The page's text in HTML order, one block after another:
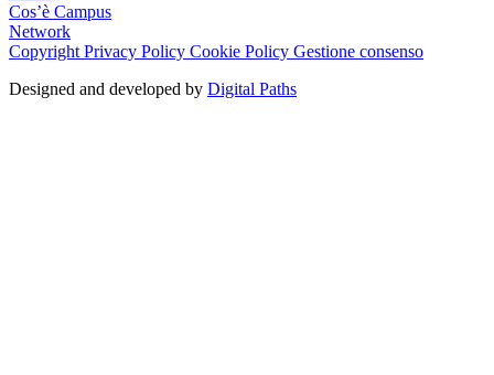
Cos’è Campus
Network
Copyright Privacy Policy Cookie Policy Gestione consenso
Designed and developed by Digital Paths